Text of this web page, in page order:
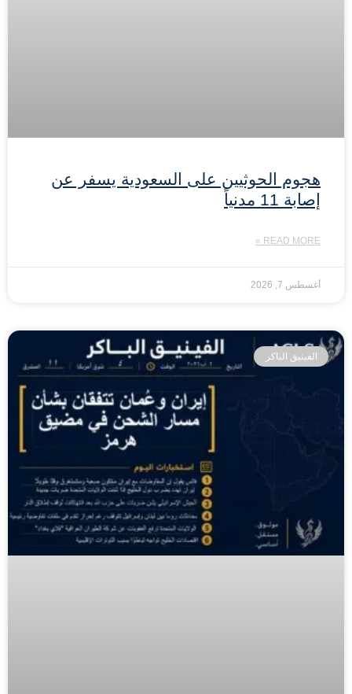
هجوم الحوثيين على السعودية يسفر عن
إصابة 11 مدنياً
READ MORE »
أغسطس 7, 2026
الفينيق الباكر